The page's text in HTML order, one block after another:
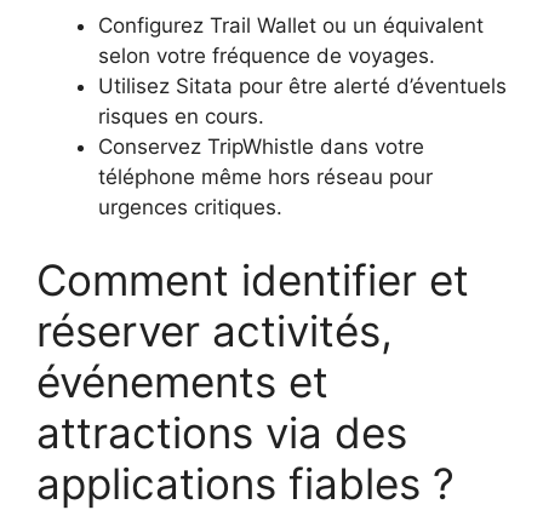
Configurez Trail Wallet ou un équivalent
selon votre fréquence de voyages.
Utilisez Sitata pour être alerté d’éventuels
risques en cours.
Conservez TripWhistle dans votre
téléphone même hors réseau pour
urgences critiques.
Comment identifier et
réserver activités,
événements et
attractions via des
applications fiables ?